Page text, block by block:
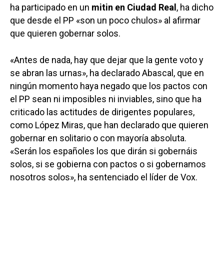
ha participado en un mitin en Ciudad Real, ha dicho
que desde el PP «son un poco chulos» al afirmar
que quieren gobernar solos.
«Antes de nada, hay que dejar que la gente voto y
se abran las urnas», ha declarado Abascal, que en
ningún momento haya negado que los pactos con
el PP sean ni imposibles ni inviables, sino que ha
criticado las actitudes de dirigentes populares,
como López Miras, que han declarado que quieren
gobernar en solitario o con mayoría absoluta.
«Serán los españoles los que dirán si gobernáis
solos, si se gobierna con pactos o si gobernamos
nosotros solos», ha sentenciado el líder de Vox.